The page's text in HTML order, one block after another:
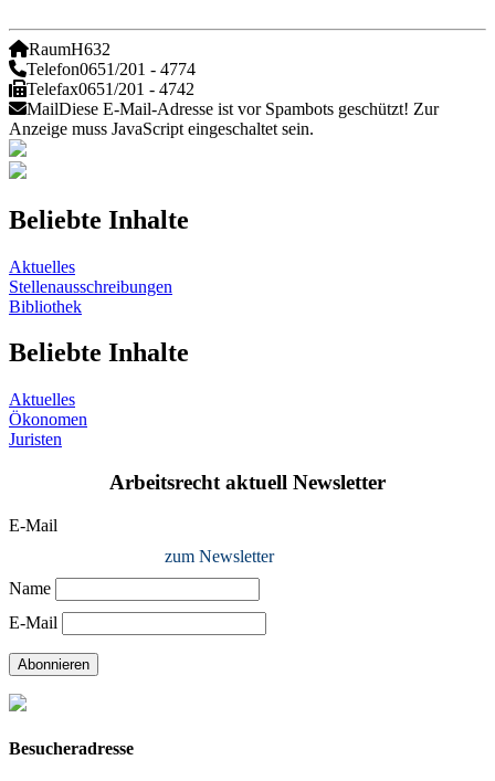
RaumH632
Telefon0651/201 - 4774
Telefax0651/201 - 4742
MailDiese E-Mail-Adresse ist vor Spambots geschützt! Zur
Anzeige muss JavaScript eingeschaltet sein.
Beliebte Inhalte
Aktuelles
Stellenausschreibungen
Bibliothek
Beliebte Inhalte
Aktuelles
Ökonomen
Juristen
Arbeitsrecht aktuell Newsletter
E-Mail
zum Newsletter
Name
E-Mail
Abonnieren
Besucheradresse